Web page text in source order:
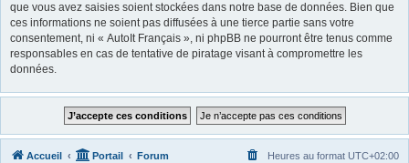
que vous avez saisies soient stockées dans notre base de données. Bien que
ces informations ne soient pas diffusées à une tierce partie sans votre
consentement, ni « AutoIt Français », ni phpBB ne pourront être tenus comme
responsables en cas de tentative de piratage visant à compromettre les
données.
Accueil Portail Forum Heures au format UTC+02:00